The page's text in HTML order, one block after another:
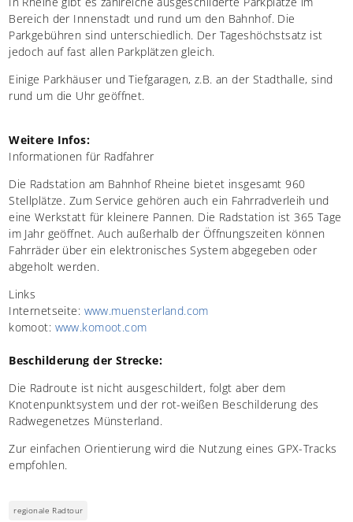
Bereich der Innenstadt und rund um den Bahnhof. Die
Parkgebühren sind unterschiedlich. Der Tageshöchstsatz ist
jedoch auf fast allen Parkplätzen gleich.
Einige Parkhäuser und Tiefgaragen, z.B. an der Stadthalle, sind
rund um die Uhr geöffnet.
Weitere Infos:
Informationen für Radfahrer
Die Radstation am Bahnhof Rheine bietet insgesamt 960
Stellplätze. Zum Service gehören auch ein Fahrradverleih und
eine Werkstatt für kleinere Pannen. Die Radstation ist 365 Tage
im Jahr geöffnet. Auch außerhalb der Öffnungszeiten können
Fahrräder über ein elektronisches System abgegeben oder
abgeholt werden.
Links
Internetseite: www.muensterland.com
komoot: www.komoot.com
Beschilderung der Strecke:
Die Radroute ist nicht ausgeschildert, folgt aber dem
Knotenpunktsystem und der rot-weißen Beschilderung des
Radwegenetzes Münsterland.
Zur einfachen Orientierung wird die Nutzung eines GPX-Tracks
empfohlen.
regionale Radtour